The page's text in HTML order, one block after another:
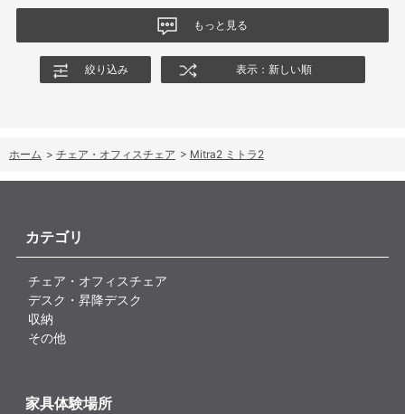
もっと見る
絞り込み 表示：新しい順
ホーム > チェア・オフィスチェア > Mitra2 ミトラ2
カテゴリ
チェア・オフィスチェア
デスク・昇降デスク
収納
その他
家具体験場所